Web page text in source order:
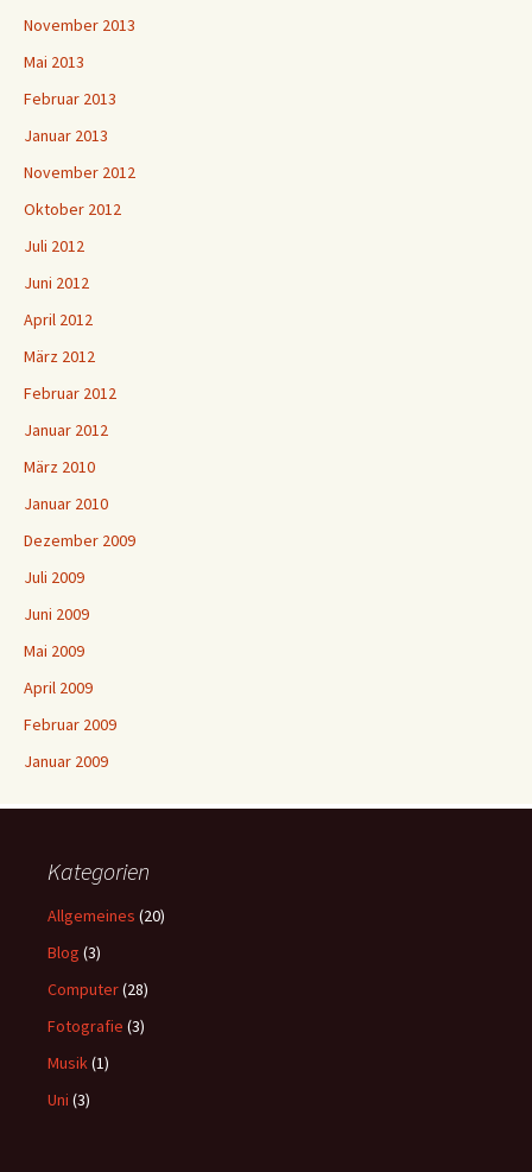
November 2013
Mai 2013
Februar 2013
Januar 2013
November 2012
Oktober 2012
Juli 2012
Juni 2012
April 2012
März 2012
Februar 2012
Januar 2012
März 2010
Januar 2010
Dezember 2009
Juli 2009
Juni 2009
Mai 2009
April 2009
Februar 2009
Januar 2009
Kategorien
Allgemeines (20)
Blog (3)
Computer(28)
Fotografie (3)
Musik(1)
Uni (3)